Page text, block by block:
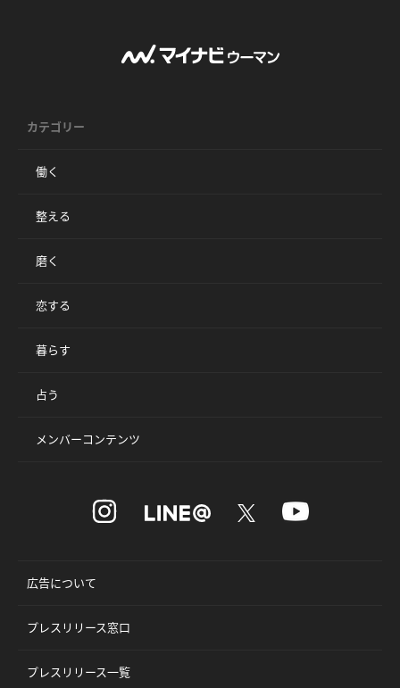
カテゴリー
働く
整える
磨く
恋する
暮らす
占う
メンバーコンテンツ
広告について
プレスリリース窓口
プレスリリース一覧